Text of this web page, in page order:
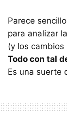
Parece
para analizar
(y los cambios
Todo con tal
Es una suerte